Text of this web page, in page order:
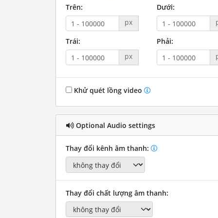
Trên:
px
Dưới:
Trái:
px
Phải:
Khử quét lồng video
Optional Audio settings
Thay đổi kênh âm thanh:
Thay đổi chất lượng âm thanh: